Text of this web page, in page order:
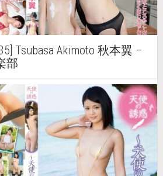
Tsubasa Akimoto 秋本翼 –
部